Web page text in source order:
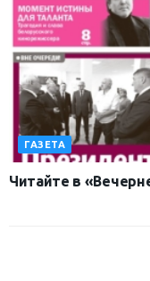
ГАЗЕТА
Читайте в